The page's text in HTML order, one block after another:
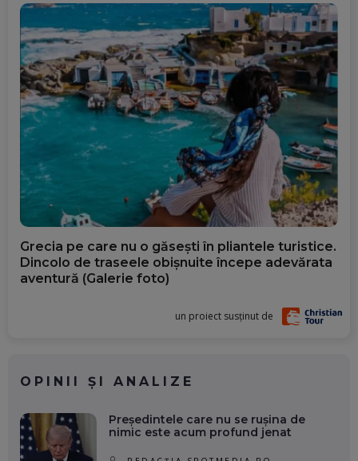
Grecia pe care nu o găsești în pliantele turistice.
Dincolo de traseele obișnuite începe adevărata
aventură (Galerie foto)
un proiect susținut de
OPINII ȘI ANALIZE
Președintele care nu se rușina de
nimic este acum profund jenat